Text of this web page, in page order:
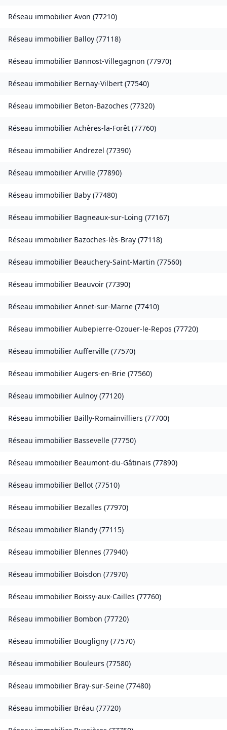
Réseau immobilier Avon (77210)
Réseau immobilier Balloy (77118)
Réseau immobilier Bannost-Villegagnon (77970)
Réseau immobilier Bernay-Vilbert (77540)
Réseau immobilier Beton-Bazoches (77320)
Réseau immobilier Achères-la-Forêt (77760)
Réseau immobilier Andrezel (77390)
Réseau immobilier Arville (77890)
Réseau immobilier Baby (77480)
Réseau immobilier Bagneaux-sur-Loing (77167)
Réseau immobilier Bazoches-lès-Bray (77118)
Réseau immobilier Beauchery-Saint-Martin (77560)
Réseau immobilier Beauvoir (77390)
Réseau immobilier Annet-sur-Marne (77410)
Réseau immobilier Aubepierre-Ozouer-le-Repos (77720)
Réseau immobilier Aufferville (77570)
Réseau immobilier Augers-en-Brie (77560)
Réseau immobilier Aulnoy (77120)
Réseau immobilier Bailly-Romainvilliers (77700)
Réseau immobilier Bassevelle (77750)
Réseau immobilier Beaumont-du-Gâtinais (77890)
Réseau immobilier Bellot (77510)
Réseau immobilier Bezalles (77970)
Réseau immobilier Blandy (77115)
Réseau immobilier Blennes (77940)
Réseau immobilier Boisdon (77970)
Réseau immobilier Boissy-aux-Cailles (77760)
Réseau immobilier Bombon (77720)
Réseau immobilier Bougligny (77570)
Réseau immobilier Bouleurs (77580)
Réseau immobilier Bray-sur-Seine (77480)
Réseau immobilier Bréau (77720)